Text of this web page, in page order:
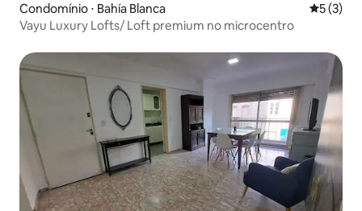
Condomínio ⋅ Bahía Blanca 5 de
5 (3)
Vayu Luxury Lofts/ Loft premium no microcentro